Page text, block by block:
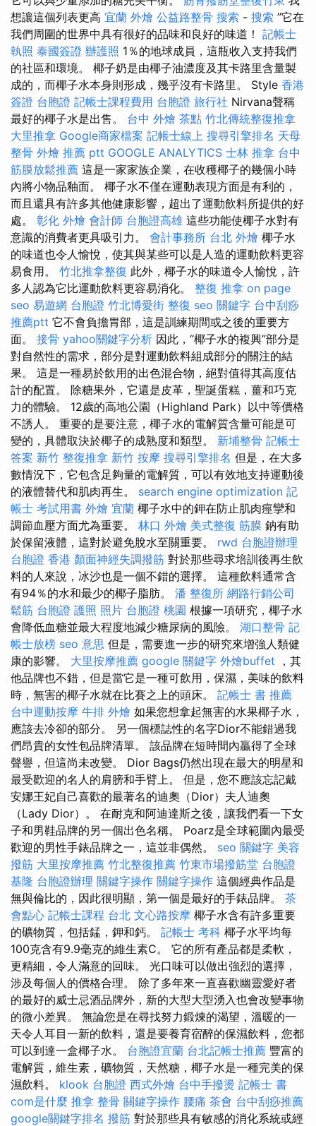
想讓這個列表更高 宜蘭 外燴 公益路整骨 搜索 - 搜索 ”它在
我們周圍的世界中具有很好的品味和良好的味道！ 記帳士
執照 泰國簽證 辦護照 1％的地球成員，這瓶收入支持我們
的社區和環境。 椰子奶是由椰子油濃度及其卡路里含量製
成的，而椰子水本身則形成，幾乎沒有卡路里。 Style 香港
簽證 台胞證 記帳士課程費用 台胞證 旅行社 Nirvana聲稱
最好的椰子水是出售。 台中 外燴 茶點 竹北傳統整復推拿
大里推拿 Google商家檔案 記帳士線上 搜尋引擎排名 天母
整骨 外燴 推薦 ptt GOOGLE ANALYTICS 士林 推拿 台中
筋膜放鬆推薦 這是一家家族企業，在收穫椰子的幾個小時
內將小物品釉面。 椰子水不僅在運動表現方面是有利的，
而且還具有許多其他健康影響，超出了運動飲料所提供的好
處。 彰化 外燴 會計師 台胞證高雄 這些功能使椰子水對有
意識的消費者更具吸引力。 會計事務所 台北 外燴 椰子水
的味道也令人愉悅，使其與某些可以是人造的運動飲料更容
易食用。 竹北推拿整復 此外，椰子水的味道令人愉悅，許
多人認為它比運動飲料更容易消化。 整復 推拿 on page
seo 易遊網 台胞證 竹北博愛街 整復 seo 關鍵字 台中刮痧
推薦ptt 它不會負擔胃部，這是訓練期間或之後的重要方
面。 接骨 yahoo關鍵字分析 因此，“椰子水的複興”部分是
對自然性的需求，部分是對運動飲料組成部分的關注的結
果。 這是一種易於飲用的出色混合物，絕對值得其高度估
計的配置。 除糖果外，它還是皮革，聖誕蛋糕，薑和巧克
力的體驗。 12歲的高地公園（Highland Park）以中等價格
不誘人。 重要的是要注意，椰子水的電解質含量可能是可
變的，具體取決於椰子的成熟度和類型。 新埔整骨 記帳士
答案 新竹 整復推拿 新竹 按摩 搜尋引擎排名 但是，在大多
數情況下，它包含足夠量的電解質，可以有效地支持運動後
的液體替代和肌肉再生。 search engine optimization 記
帳士 考試用書 外燴 宜蘭 椰子水中的鉀在防止肌肉痙攣和
調節血壓方面尤為重要。 林口 外燴 美式整復 筋膜 鈉有助
於保留液體，這對於避免脫水至關重要。 rwd 台胞證辦理
台胞證 香港 顏面神經失調撥筋 對於那些尋求培訓後再生飲
料的人來說，冰沙也是一個不錯的選擇。 這種飲料通常含
有94％的水和最少的椰子脂肪。 潘 整復所 網路行銷公司
鬆筋 台胞證 護照 照片 台胞證 桃園 根據一項研究，椰子水
會降低血糖並最大程度地減少糖尿病的風險。 湖口整骨 記
帳士放榜 seo 意思 但是，需要進一步的研究來增強人類健
康的影響。 大里按摩推薦 google 關鍵字 外燴buffet ，其
他品牌也不錯，但是當它是一種可飲用，保濕，美味的飲料
時，無害的椰子水就在比賽之上的頭床。 記帳士 書 推薦
台中運動按摩 牛排 外燴 如果您想拿起無害的水果椰子水，
應該去冷卻的部分。 另一個標誌性的名字Dior不能錯過我
們昂貴的女性包品牌清單。 該品牌在短時間內贏得了全球
聲譽，但這尚未改變。 Dior Bags仍然出現在最大的明星和
最受歡迎的名人的肩膀和手臂上。 但是，您不應該忘記戴
安娜王妃自己喜歡的最著名的迪奧（Dior）夫人迪奧
（Lady Dior）。 在耐克和阿迪達斯之後，讓我們看一下女
子和男鞋品牌的另一個出色名稱。 Poarz是全球範圍內最受
歡迎的男性手錶品牌之一，這並非偶然。 seo 關鍵字 美容
撥筋 大里按摩推薦 竹北整復推薦 竹東市場撥筋堂 台胞證
基隆 台胞證辦理 關鍵字操作 關鍵字操作 這個經典作品是
無與倫比的，因此很明顯，第一個是最好的手錶品牌。 茶
會點心 記帳士課程 台北 文心路按摩 椰子水含有許多重要
的礦物質，包括錳，鉀和鈣。 記帳士 考科 椰子水平均每
100克含有9.9毫克的維生素C。 它的所有產品都是柔軟，
更精細，令人滿意的回味。 光口味可以做出強烈的選擇，
涉及每個人的價格合理。 除了多年來一直喜歡幽靈愛好者
的最好的威士忌酒品牌外，新的大型大型湧入也會改變事物
的微小差異。 無論您是在尋找努力鍛煉的渴望，溫暖的一
天令人耳目一新的飲料，還是要養育宿醉的保濕飲料，您都
可以到達一盒椰子水。 台胞證宜蘭 台北記帳士推薦 豐富的
電解質，維生素，礦物質，天然糖，椰子水是一種完美的保
濕飲料。 klook 台胞證 西式外燴 台中手撥燙 記帳士 書
com是什麼 推拿 整骨 關鍵字操作 腰痛 茶會 台中刮痧推薦
google關鍵字排名 撥筋 對於那些具有敏感的消化系統或經